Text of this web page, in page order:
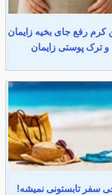
کرم رفع جای بخیه زایمان
و ترک پوستی زایمان
سفر تابستونی نمیشه!